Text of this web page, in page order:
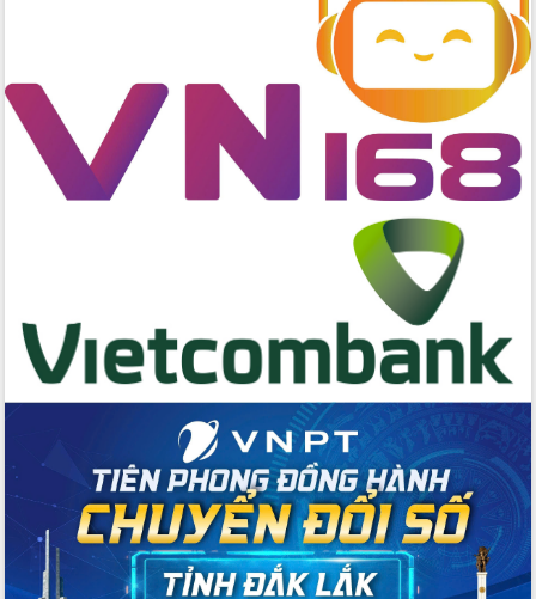
bền vững
Đẩy nhanh công tác khắc phục, ổn
định đời sống Nhân dân sau bão số 13
Bí thư Tỉnh ủy Lương Nguyễn Minh
Triết dự Ngày hội đại đoàn kết tại
Phó Thủ tướng Chính phủ Mai Văn
Chính chia sẻ, động viên người dân
chịu ảnh hưởng nặng từ bão số 13
phòng, chống bão số 13 tại các địa
bàn xung yếu
Tập trung đẩy nhanh giải ngân nguồn
vốn các chương trình mục tiêu quốc
gia
Xã Ea H'leo giữ vững và nâng cao chất
lượng các tiêu chí nông thôn mới